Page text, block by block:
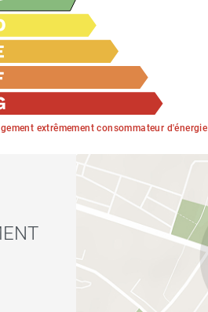
extrêmement consommateur d'énergie